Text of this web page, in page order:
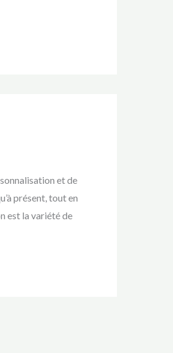
et de
présent, tout en
est la variété de